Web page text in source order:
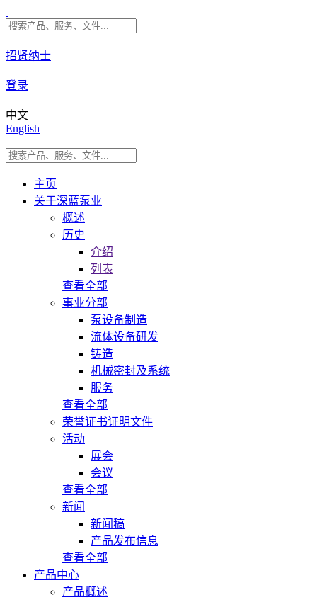
招贤纳士
登录
中文
English
主页
关于深蓝泵业
概述
历史
介绍
列表
查看全部
事业分部
泵设备制造
流体设备研发
铸造
机械密封及系统
服务
查看全部
荣誉证书证明文件
活动
展会
会议
查看全部
新闻
新闻稿
产品发布信息
查看全部
产品中心
产品概述